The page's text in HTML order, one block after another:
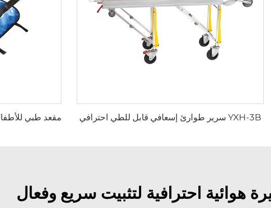
YXH-3B سرير طوارئ إسعافي قابل للطي احترافي
هوائية احترافية لتثبيت سريع وفعال